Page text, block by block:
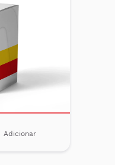
Adicionar